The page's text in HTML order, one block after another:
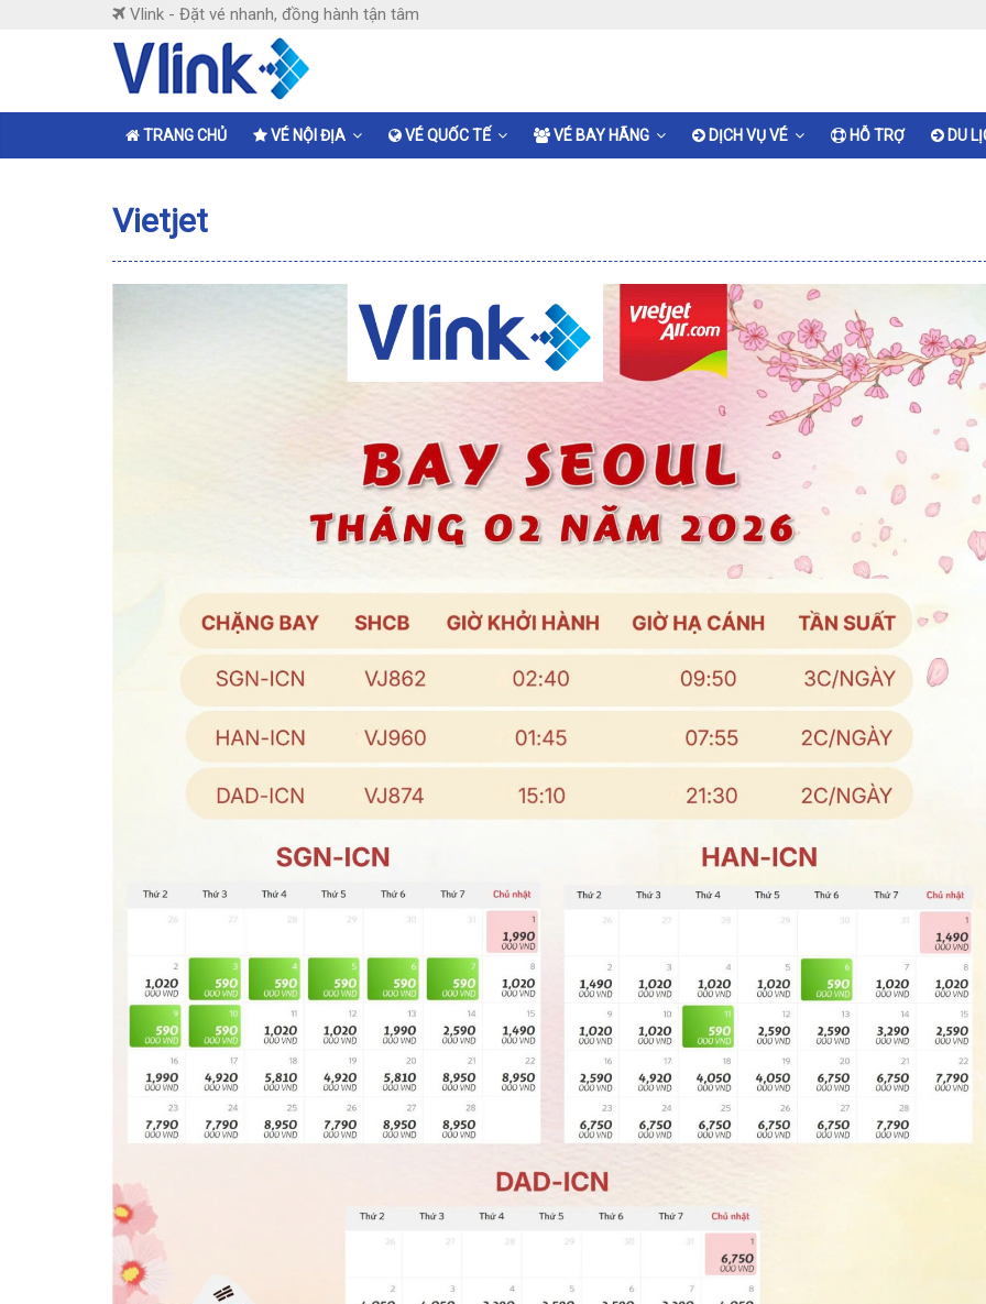
Vlink - Đặt vé nhanh, đồng hành tận tâm
Vlink
Đặt
vé
đồng
tận
TRANG CHỦ VÉ NỘI ĐỊA VÉ QUỐC TẾ VÉ BAY HÃNG DỊCH VỤ VÉ HỖ TRỢ DU
Vietjet